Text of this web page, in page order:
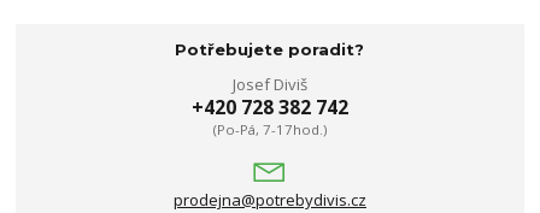
Potřebujete poradit?
Josef Diviš
+420 728 382 742
(Po-Pá, 7-17hod.)
prodejna@potrebydivis.cz